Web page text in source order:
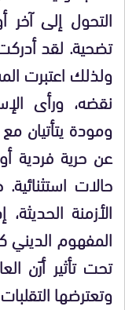
التحول إلى آخر
تضحية. لقد
ولذلك اعتبرت
نقضه، ورأى
ومودة يتأتيان
عن حرية
حالات
الأزمنة
المفهوم الديني
تحت تأثير أرَن
وتعترضها